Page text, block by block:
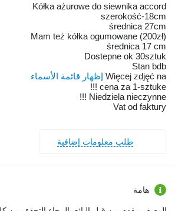
Kółka ażurowe do siewnika accord
szerokość-18cm
średnica 27cm
Mam też kółka ogumowane (200zł)
średnica 17 cm
Dostepne ok 30sztuk
Stan bdb
Więcej zdjęć na إظهار قائمة الأسماء
cena za 1-sztuke !!!
Niedziela nieczynne !!!
Vat od faktury
طلب معلومات إضافية
هامة